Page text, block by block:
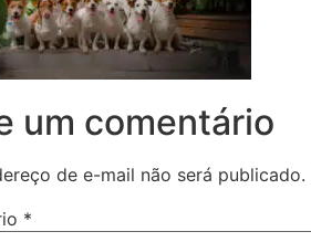
um comentário
de e-mail não será publicado.
*